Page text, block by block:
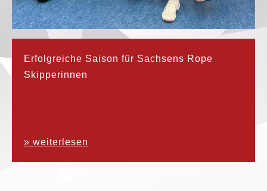
Erfolgreiche Saison für Sachsens Rope
Skipperinnen
» weiterlesen